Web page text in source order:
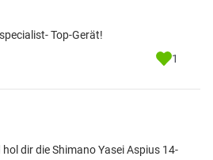
Top-Gerät!
1
dir die Shimano Yasei Aspius 14-